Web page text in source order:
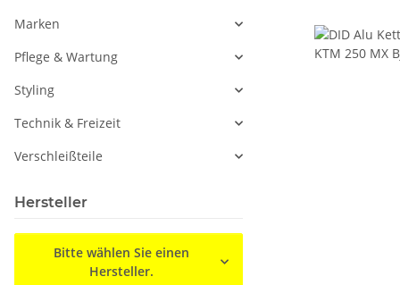
Marken
Pflege & Wartung
Styling
Technik & Freizeit
Verschleißteile
Hersteller
Bitte wählen Sie einen
Hersteller.